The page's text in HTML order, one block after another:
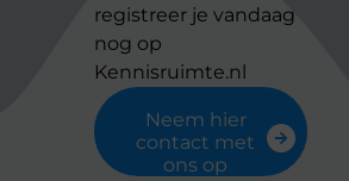
registreer je vandaag
nog op
Kennisruimte.nl
Neem hier
contact met
ons op